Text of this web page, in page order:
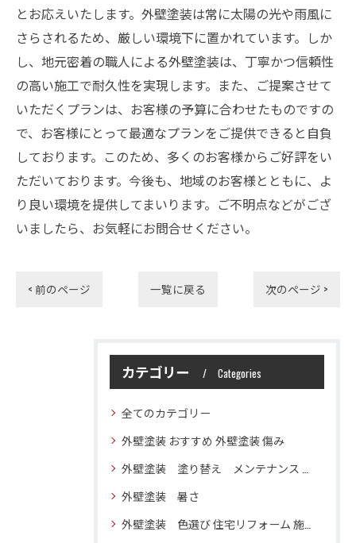
とお応えいたします。外壁塗装は常に太陽の光や雨風に
さらされるため、厳しい環境下に置かれています。しか
し、地元密着の職人による外壁塗装は、丁寧かつ信頼性
の高い施工で耐久性を実現します。また、ご提案させて
いただくプランは、お客様の予算に合わせたものですの
で、お客様にとって最適なプランをご提供できると自負
しております。このため、多くのお客様からご好評をい
ただいております。今後も、地域のお客様とともに、よ
り良い環境を提供してまいります。ご不明点などがござ
いましたら、お気軽にお問合せください。
< 前のページ 一覧に戻る 次のページ >
カテゴリー Categories
全てのカテゴリー
外壁塗装 おすすめ 外壁塗装 傷み
外壁塗装 塗り替え メンテナンス 住宅塗装
外壁塗装 暑さ
外壁塗装 色選び 住宅リフォーム 施工技術